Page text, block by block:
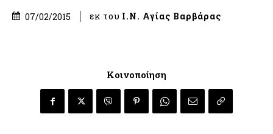
07/02/2015 εκ του Ι.Ν. Αγίας Βαρβάρας
Κοινοποίηση